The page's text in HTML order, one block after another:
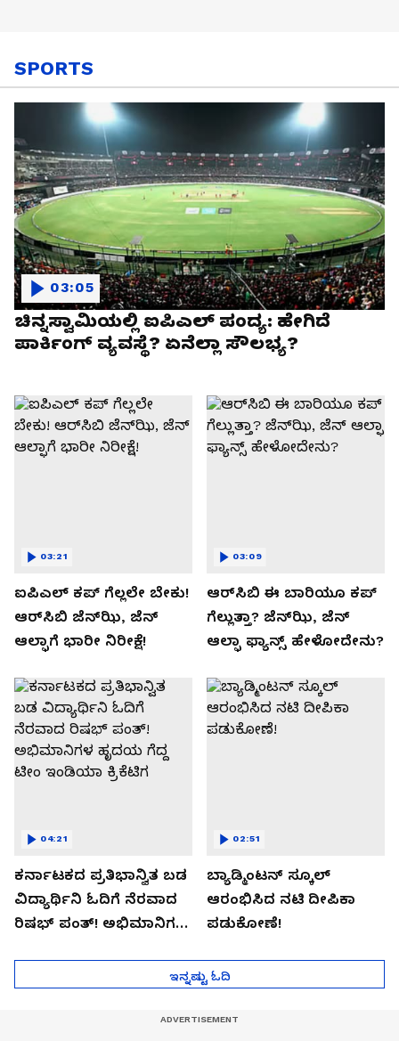
SPORTS
ಚಿನ್ನಸ್ವಾಮಿಯಲ್ಲಿ ಐಪಿಎಲ್‌ ಪಂದ್ಯ: ಹೇಗಿದೆ
ಪಾರ್ಕಿಂಗ್ ವ್ಯವಸ್ಥೆ? ಏನೆಲ್ಲಾ ಸೌಲಭ್ಯ?
03:05
ಐಪಿಎಲ್ ಕಪ್‌ ಗೆಲ್ಲಲೇ ಬೇಕು!
ಆರ್‌ಸಿಬಿ ಜೆನ್‌ಝಿ, ಜೆನ್‌
ಆಲ್ಫಾಗೆ ಭಾರೀ ನಿರೀಕ್ಷೆ!
03:21
ಆರ್‌ಸಿಬಿ ಈ ಬಾರಿಯೂ ಕಪ್‌
ಗೆಲ್ಲುತ್ತಾ? ಜೆನ್‌ಝಿ, ಜೆನ್‌
ಆಲ್ಫಾ ಫ್ಯಾನ್ಸ್ ಹೇಳೋದೇನು?
03:09
ಕರ್ನಾಟಕದ ಪ್ರತಿಭಾನ್ವಿತ ಬಡ
ವಿದ್ಯಾರ್ಥಿನಿ ಓದಿಗೆ ನೆರವಾದ
ರಿಷಭ್ ಪಂತ್! ಅಭಿಮಾನಿಗಳ
04:21
ಬ್ಯಾಡ್ಮಿಂಟನ್ ಸ್ಕೂಲ್​
ಆರಂಭಿಸಿದ ನಟಿ ದೀಪಿಕಾ
ಪಡುಕೋಣೆ!
02:51
ಇನ್ನಷ್ಟು ಓದಿ